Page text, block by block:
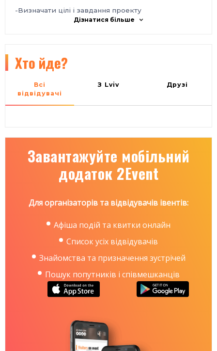
-Визначати цілі і завдання проекту
-Грамотно розпочати проект, що значно зменшує
-Створювати правильну структуру проектної
команди
-Визначати ризики на проекті, та вміти керувати
ними
-Грамотно завершити проект
Вартість: 350 грн
Місце проведення: м.Львів, пл.Соборна 14, ТЦ
Щоб дізнатись ще більше деталей телефонуйте за
Інформаційний Портал Cпільноти:
http://www.quality-assurance-group.com/
Дізнатися більше
Хто йде?
Всі
відвідувачі
З Lviv Друзі
Завантажуйте мобільний
додаток 2Event
Для організаторів та відвідувачів івентів:
Афіша подій та квитки онлайн
Список усіх відвідувачів
Знайомства та призначення зустрічей
Пошук попутників і співмешканців